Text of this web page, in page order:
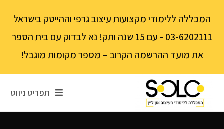
המכללה ללימודי מקצועות עיצוב גרפי וההייטק בישראל
03-6202111 - עם 15 שנה ותק! נא לבדוק עם בית הספר
את מועד ההרשמה הקרוב – מספר מקומות מוגבל!
תפריט ניווט